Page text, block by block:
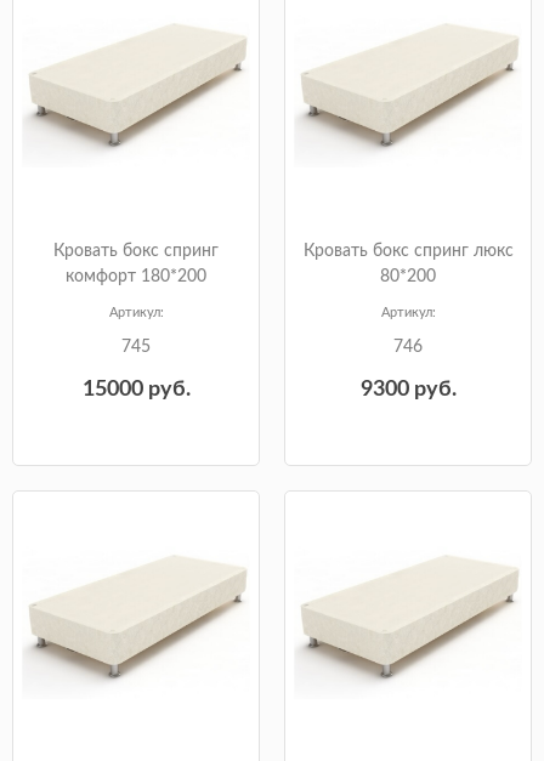
Кровать бокс спринг
комфорт 180*200
Артикул:
745
15000руб.
Кровать бокс спринг люкс
80*200
Артикул:
746
9300руб.